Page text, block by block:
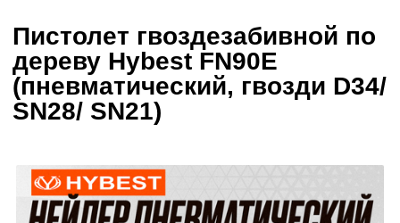
Пистолет гвоздезабивной по
дереву Hybest FN90E
(пневматический, гвозди D34/
SN28/ SN21)